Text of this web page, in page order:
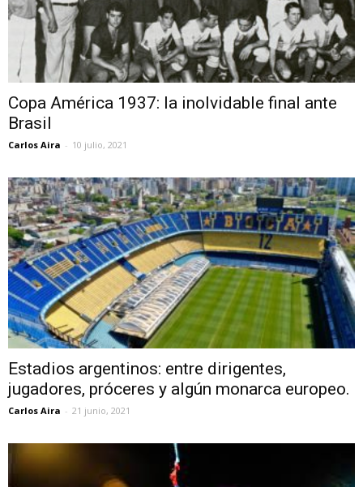
Copa América 1937: la inolvidable final ante
Brasil
Carlos Aira - 10 julio, 2021
Estadios argentinos: entre dirigentes,
jugadores, próceres y algún monarca europeo.
Carlos Aira - 21 junio, 2021